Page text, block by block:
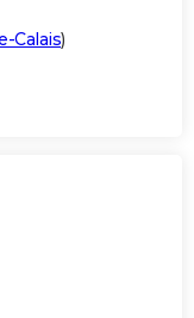
Calais)